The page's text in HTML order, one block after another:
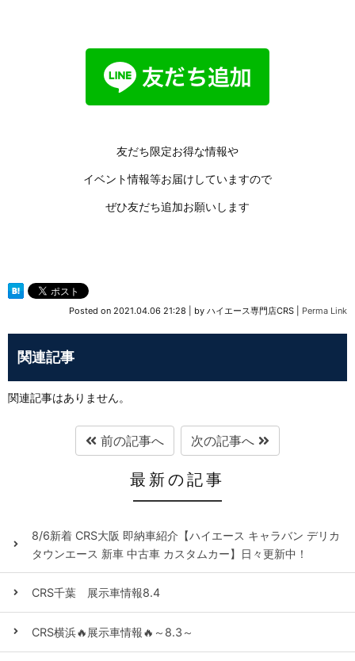
友だち限定お得な情報や
イベント情報等お届けしていますので
ぜひ友だち追加お願いします
Posted on 2021.04.06 21:28 by ハイエース専門店CRS Perma Link
関連記事
関連記事はありません。
前の記事へ 次の記事へ
最新の記事
8/6新着 CRS大阪 即納車紹介【ハイエース キャラバン デリカ
タウンエース 新車 中古車 カスタムカー】日々更新中！
CRS千葉 展示車情報8.4
CRS横浜🔥展示車情報🔥～8.3～